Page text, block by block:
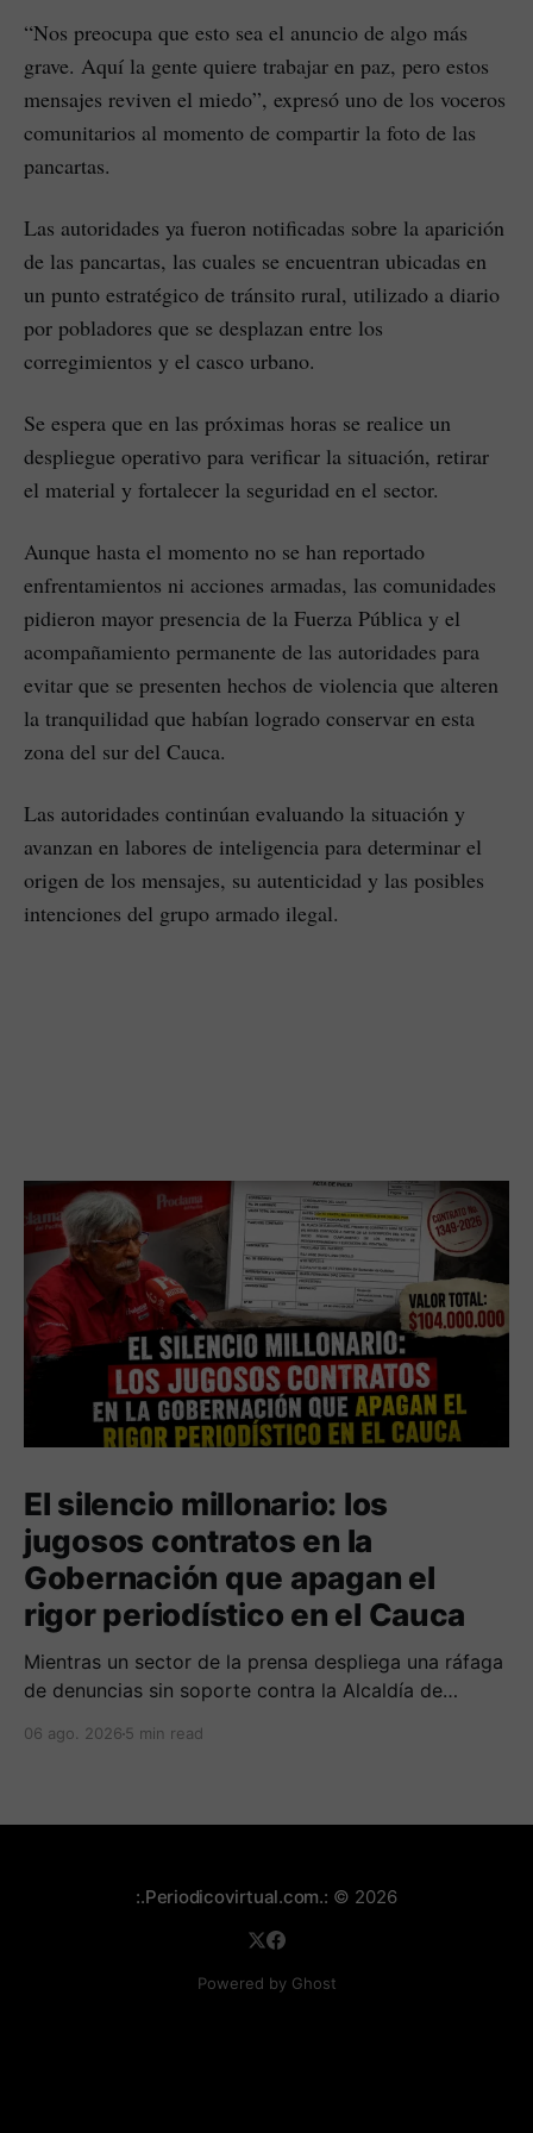
“Nos preocupa que esto sea el anuncio de algo más
grave. Aquí la gente quiere trabajar en paz, pero estos
mensajes reviven el miedo”, expresó uno de los voceros
comunitarios al momento de compartir la foto de las
pancartas.
Las autoridades ya fueron notificadas sobre la aparición
de las pancartas, las cuales se encuentran ubicadas en
un punto estratégico de tránsito rural, utilizado a diario
por pobladores que se desplazan entre los
corregimientos y el casco urbano.
Se espera que en las próximas horas se realice un
despliegue operativo para verificar la situación, retirar
el material y fortalecer la seguridad en el sector.
Aunque hasta el momento no se han reportado
enfrentamientos ni acciones armadas, las comunidades
pidieron mayor presencia de la Fuerza Pública y el
acompañamiento permanente de las autoridades para
evitar que se presenten hechos de violencia que alteren
la tranquilidad que habían logrado conservar en esta
zona del sur del Cauca.
Las autoridades continúan evaluando la situación y
avanzan en labores de inteligencia para determinar el
origen de los mensajes, su autenticidad y las posibles
intenciones del grupo armado ilegal.
El silencio millonario: los
jugosos contratos en la
Gobernación que apagan el
rigor periodístico en el Cauca
Mientras un sector de la prensa despliega una ráfaga
de denuncias sin soporte contra la Alcaldía de
revelan acuerdos por 140 millones de pesos con el
06 ago. 2026 5 min read
:.Periodicovirtual.com.: © 2026
Powered by Ghost